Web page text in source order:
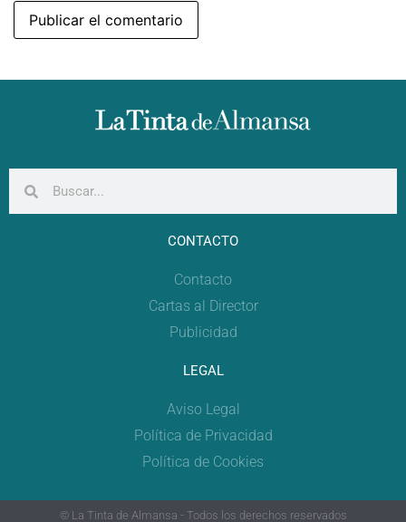
CONTACTO
Contacto
Cartas al Director
Publicidad
LEGAL
Aviso Legal
Política de Privacidad
Política de Cookies
© La Tinta de Almansa - Todos los derechos reservados